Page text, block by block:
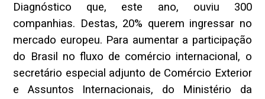
Diagnóstico que, este ano, ouviu 300
companhias. Destas, 20% querem ingressar no
mercado europeu. Para aumentar a participação
do Brasil no fluxo de comércio internacional, o
secretário especial adjunto de Comércio Exterior
e Assuntos Internacionais, do Ministério da